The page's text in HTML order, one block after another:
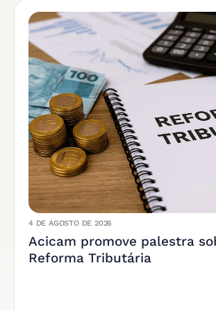
4 DE AGOSTO DE 2026
Acicam promove palestra
Reforma Tributária